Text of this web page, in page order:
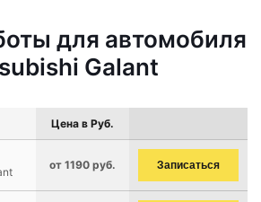
для автомобиля
Galant
Цена в Руб.
от 1190 руб. Записаться